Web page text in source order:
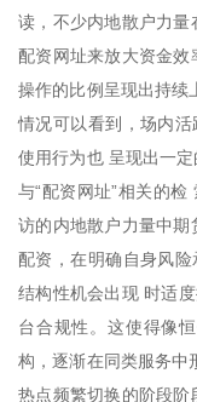
读，不少内地散户力量
配资网址来放大资金
操作的比例呈现出持续
情况可以看到，场内
使用行为也 呈现出一
与“配资网址”相关的
访的内地散户力量中
配资，在明确自身风
结构性机会出现 时适
台合规性。这使得像
构，逐渐在同类服务中
热点频繁切换的阶段